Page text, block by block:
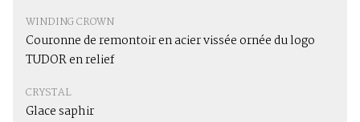
WINDING CROWN
Couronne de remontoir en acier vissée ornée du logo
TUDOR en relief
CRYSTAL
Glace saphir